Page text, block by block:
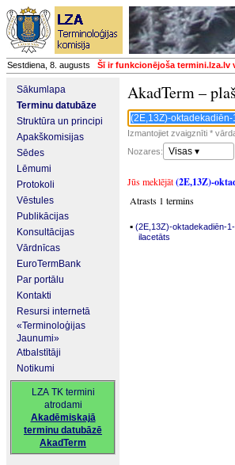
Sestdiena, 8. augusts Šī ir funkcionējoša termini.lza.lv
Sākumlapa
Terminu datubāze
Struktūra un principi
Apakškomisijas
Sēdes
Lēmumi
Protokoli
Vēstules
Publikācijas
Konsultācijas
Vārdnīcas
EuroTermBank
Par portālu
Kontakti
Resursi internetā
«Terminoloģijas
Jaunumi»
Atbalstītāji
Notikumi
LZA TK termini
atrodami
Akadēmiskajā
terminu datubāzē
AkadTerm
AkadTerm –
Izmantojiet zvaigznīti *
Nozares:
Visas ▾
Jūs meklējāt(2E,13Z)-
Atrasts 1 termins
▪ (2E,13Z)-oktadekadiēn-1-
ilacetāts